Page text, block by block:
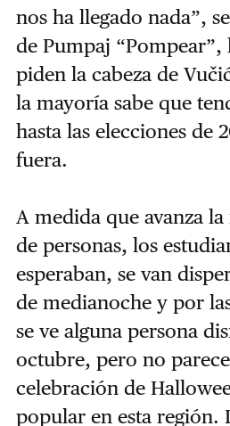
nos ha llegado nada”,
de Pumpaj “Pompear”,
piden la cabeza de
la mayoría sabe que
hasta las elecciones de
fuera.
A medida que avanza
de personas, los
esperaban, se van
de medianoche y por
se ve alguna persona
octubre, pero no
celebración de
popular en esta región.